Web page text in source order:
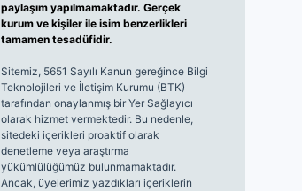
paylaşım yapılmamaktadır. Gerçek
kurum ve kişiler ile isim benzerlikleri
tamamen tesadüfidir.
Sitemiz, 5651 Sayılı Kanun gereğince Bilgi
Teknolojileri ve İletişim Kurumu (BTK)
tarafından onaylanmış bir Yer Sağlayıcı
olarak hizmet vermektedir. Bu nedenle,
sitedeki içerikleri proaktif olarak
denetleme veya araştırma
yükümlülüğümüz bulunmamaktadır.
Ancak, üyelerimiz yazdıkları içeriklerin